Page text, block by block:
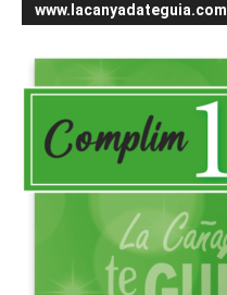
www.lacanyadateguia.com